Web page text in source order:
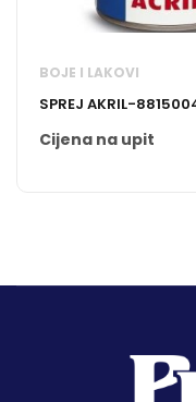
BOJE I LAKOVI
SPREJ AKRIL-
Cijena na upit